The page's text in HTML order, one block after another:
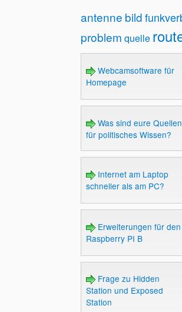
antenne bild
problem quelle
Webcamsoftware für
Homepage
Was sind eure Quellen
für politisches Wissen?
Internet am Laptop
schneller als am PC?
Erweiterungen für den
Raspberry PI B
Frage zu Hidden
Station und Exposed
Station